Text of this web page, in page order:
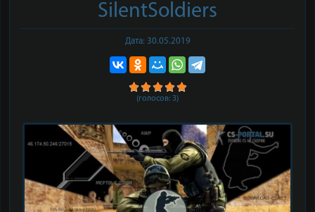
SilentSoldiers
Дата: 30.05.2019
(голосов: 3)